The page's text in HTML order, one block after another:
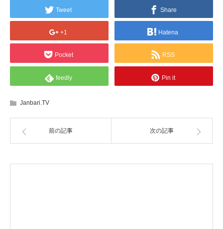
Tweet Share
+1 Hatena
Pocket RSS
feedly Pin it
Janbari.TV
前の記事 次の記事